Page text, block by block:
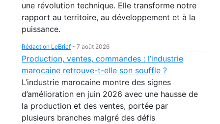
une révolution technique. Elle transforme notre
rapport au territoire, au développement et à la
puissance.
Rédaction LeBrief - 7 août 2026
Production, ventes, commandes : l’industrie
marocaine retrouve-t-elle son souffle ?
L’industrie marocaine montre des signes
d’amélioration en juin 2026 avec une hausse de
la production et des ventes, portée par
plusieurs branches malgré des défis